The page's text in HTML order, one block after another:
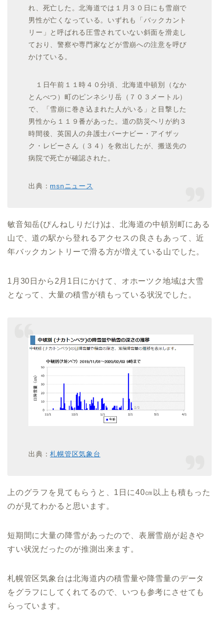
れ、死亡した。北海道では１月３０日にも雪崩で
男性が亡くなっている。いずれも「バックカント
リー」と呼ばれる圧雪されていない斜面を滑走し
ており、警察や専門家などが雪崩への注意を呼び
かけている。
１日午前１１時４０分頃、北海道中頓別（なか
とんべつ）町のピンネシリ岳（７０３メートル）
で、「雪崩に巻き込まれた人がいる」と目撃した
男性から１１９番があった。道の防災ヘリが約３
時間後、英国人の弁護士バーナビー・アイザッ
ク・レビーさん（３４）を救出したが、搬送先の
病院で死亡が確認された。
出典： msnニュース
敏音知岳(ぴんねしりだけ)は、北海道の中頓別町にある
山で、道の駅から登れるアクセスの良さもあって、近
年バックカントリーで滑る方が増えている山でした。
1月30日から2月1日にかけて、オホーツク地域は大雪
となって、大量の積雪が積もっている状況でした。
出典：札幌管区気象台
上のグラフを見てもらうと、1日に40㎝以上も積もった
のが見てわかると思います。
短期間に大量の降雪があったので、表層雪崩が起きや
すい状況だったのが推測出来ます。
札幌管区気象台は北海道内の積雪量や降雪量のデータ
をグラフにしてくれてるので、いつも参考にさせても
らっています。